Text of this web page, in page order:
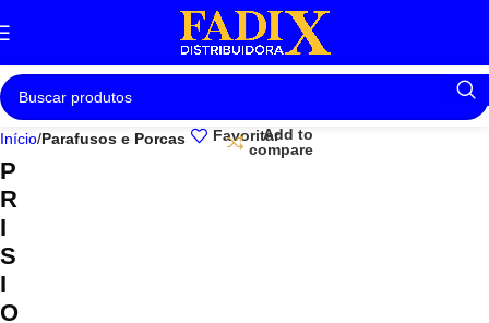
Início Parafusos e Porcas FavoritarAdd to
compare
P
R
I
S
I
O